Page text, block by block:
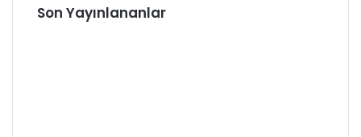
Son Yayınlananlar